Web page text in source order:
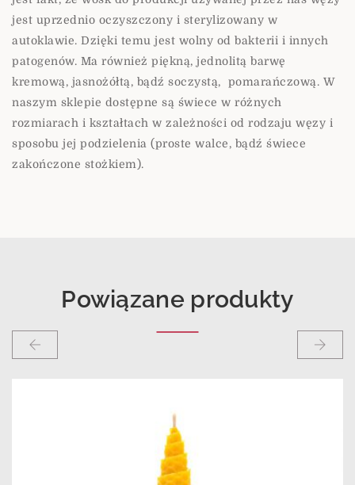
jest uprzednio oczyszczony i sterylizowany w
autoklawie. Dzięki temu jest wolny od bakterii i innych
patogenów. Ma również piękną, jednolitą barwę
kremową, jasnożółtą, bądź soczystą,
pomarańczową. W
naszym sklepie dostępne są świece w różnych
rozmiarach i kształtach w zależności od rodzaju węzy i
sposobu jej podzielenia (proste walce, bądź świece
zakończone stożkiem).
Powiązane produkty